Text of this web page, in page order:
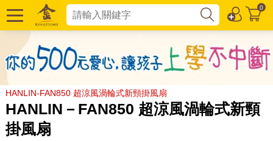
0
HANLIN-FAN850 超涼風渦輪式新頸掛風扇
HANLIN－FAN850 超涼風渦輪式新頸
掛風扇